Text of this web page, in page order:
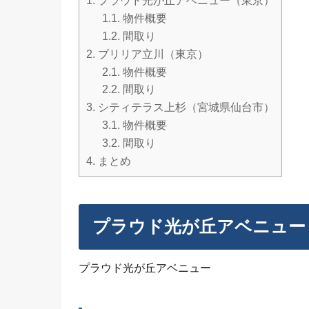
1.1. 物件概要
1.2. 間取り
2. ブリリア立川（東京）
2.1. 物件概要
2.2. 間取り
3. シティテラス上杉（宮城県仙台市）
3.1. 物件概要
3.2. 間取り
4. まとめ
プラウド光が丘アベニュ
プラウド光が丘アベニュー